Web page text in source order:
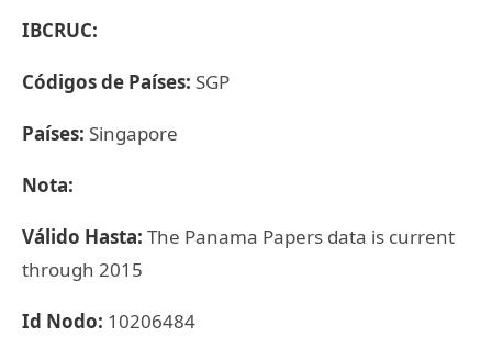
IBCRUC:
Códigos de Países: SGP
Países: Singapore
Nota:
Válido Hasta: The Panama Papers data is current
through 2015
Id Nodo: 10206484